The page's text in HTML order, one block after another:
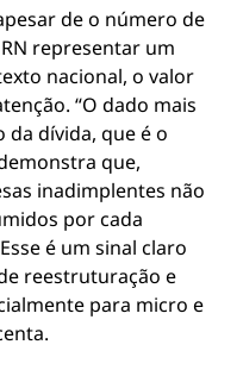
de o número de
representar um
nacional, o valor
“O dado mais
dívida, que é o
que,
inadimplentes não
por cada
é um sinal claro
reestruturação e
para micro e